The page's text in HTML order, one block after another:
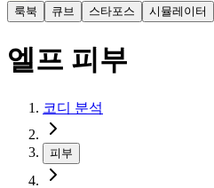
룩북 큐브 스타포스 시뮬레이터
엘프 피부
코디 분석
피부